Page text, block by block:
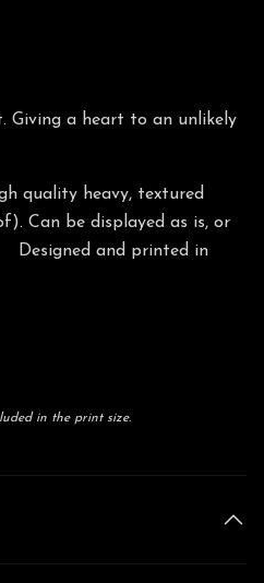
Giving a heart to an unlikely
quality heavy, textured
Can be displayed as is, or
and printed in
cm
in the print size.